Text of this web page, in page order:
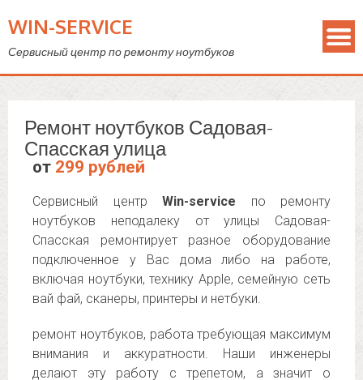
WIN-SERVICE
Сервисный центр по ремонту ноутбуков
Ремонт ноутбуков Садовая-
Спасская улица
от 299 рублей
Сервисный центр Win-service по ремонту
ноутбуков неподалеку от улицы Садовая-
Спасская ремонтирует разное оборудование
подключенное у Вас дома либо на работе,
включая ноутбуки, технику Apple, семейную сеть
вай фай, сканеры, принтеры и нетбуки.
ремонт ноутбуков, работа требующая максимум
внимания и аккуратности. Наши инженеры
делают эту работу с трепетом, а значит о